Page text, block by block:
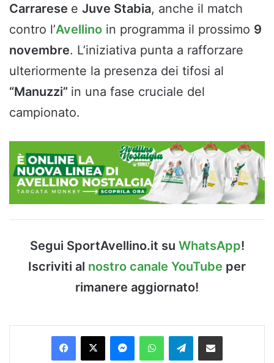
Carrarese e Juve Stabia, anche il match
contro l’Avellino in programma il prossimo 9
novembre. L’iniziativa punta a rafforzare
ulteriormente la presenza dei tifosi al
“Manuzzi” in una fase cruciale del
campionato.
Segui SportAvellino.it su WhatsApp!
Iscriviti al nostro canale YouTube per
rimanere aggiornato!
Facebook
X MessengerWhatsAppTelegramCondividi via Email